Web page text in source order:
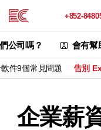
+852-
公司嗎？ 會有幫
件9個常見問題 告別
企業薪